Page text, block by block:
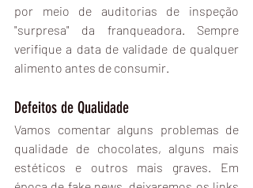
por meio de auditorias de inspeção
"surpresa" da franqueadora. Sempre
verifique a data de validade de qualquer
alimento antes de consumir.
Defeitos de Qualidade
Vamos comentar alguns problemas de
qualidade de chocolates, alguns mais
estéticos e outros mais graves. Em